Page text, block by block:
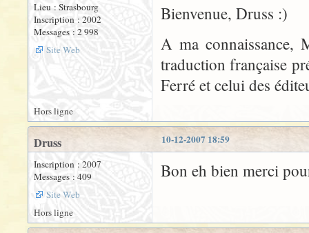
Lieu : Strasbourg
Inscription : 2002
Messages : 2 998
Site Web
Bienvenue, Druss :)
A ma connaissance,
traduction française
Ferré et celui des
Hors ligne
10-12-2007 18:59
Druss
Inscription : 2007
Messages : 409
Site Web
Bon eh bien merci
Hors ligne